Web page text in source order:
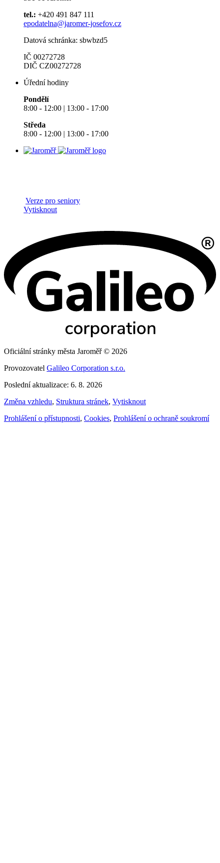
tel.: +420 491 847 111
epodatelna@jaromer-josefov.cz
Datová schránka: sbwbzd5
IČ 00272728
DIČ CZ00272728
Úřední hodiny
Pondělí
8:00 - 12:00 | 13:00 - 17:00
Středa
8:00 - 12:00 | 13:00 - 17:00
Verze pro seniory
Vytisknout
Oficiální stránky města Jaroměř © 2026
Provozovatel Galileo Corporation s.r.o.
Poslední aktualizace: 6. 8. 2026
Změna vzhledu, Struktura stránek, Vytisknout
Prohlášení o přístupnosti, Cookies, Prohlášení o ochraně soukromí